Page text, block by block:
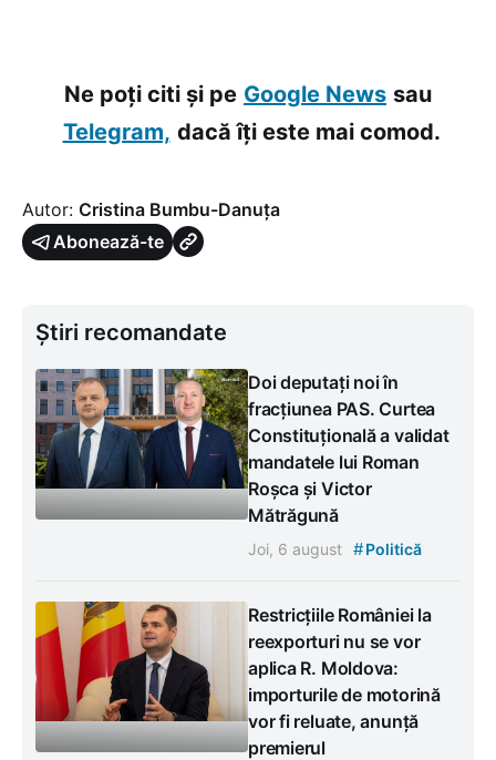
Ne poți citi și pe Google News sau
Telegram, dacă îți este mai comod.
Autor: Cristina Bumbu-Danuța
Abonează-te
Știri recomandate
Doi deputați noi în
fracțiunea PAS. Curtea
Constituțională a validat
mandatele lui Roman
Roșca și Victor
Mătrăgună
Joi, 6 august #Politică
Restricțiile României la
reexporturi nu se vor
aplica R. Moldova:
importurile de motorină
vor fi reluate, anunță
premierul